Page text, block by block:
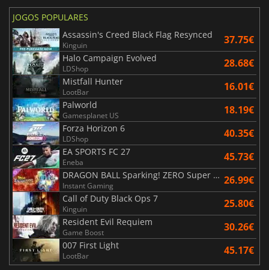
JOGOS POPULARES
Assassin's Creed Black Flag Resynced
Kinguin 37.75€
Halo Campaign Evolved
LDShop 28.68€
Mistfall Hunter
LootBar 16.01€
Palworld
Gamesplanet US 18.19€
Forza Horizon 6
LDShop 40.35€
EA SPORTS FC 27
Eneba 45.73€
DRAGON BALL Sparking! ZERO Super Limit Breaking NEO
Instant Gaming 26.99€
Call of Duty Black Ops 7
Kinguin 25.80€
Resident Evil Requiem
Game Boost 30.26€
007 First Light
LootBar 45.17€